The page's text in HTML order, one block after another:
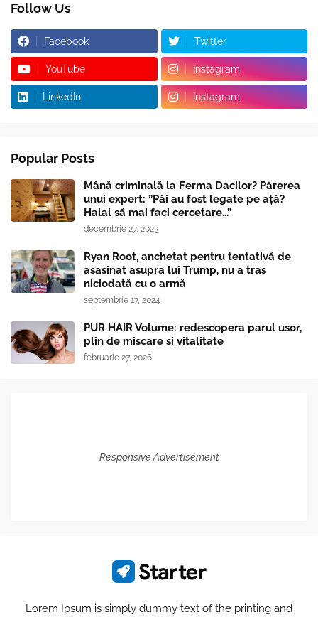
Follow Us
Facebook Twitter
YouTube Instagram
LinkedIn Instagram
Popular Posts
Mână criminală la Ferma Dacilor? Părerea
unui expert: ”Păi au fost legate pe ață?
Halal să mai faci cercetare...”
decembrie 27, 2023
Ryan Root, anchetat pentru tentativă de
asasinat asupra lui Trump, nu a tras
niciodată cu o armă
septembrie 17, 2024
PUR HAIR Volume: redescopera parul usor,
plin de miscare si vitalitate
februarie 27, 2026
Responsive Advertisement
Lorem Ipsum is simply dummy text of the printing and